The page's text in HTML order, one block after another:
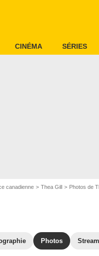
CINÉMA SÉRIES
canadienne Thea Gill Photos de
Photos